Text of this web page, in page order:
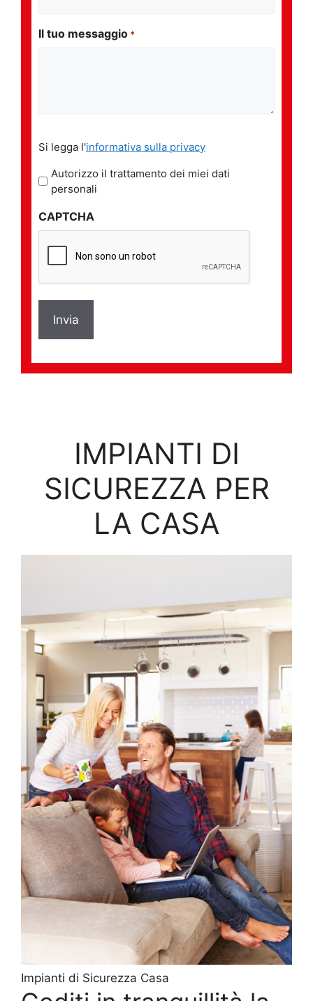
Il tuo messaggio *
legga
l'informativa
sulla
*
Si legga l'informativa sulla privacy
Autorizzo il trattamento dei miei dati
personali
CAPTCHA
IMPIANTI DI
SICUREZZA PER
LA CASA
Impianti di Sicurezza Casa